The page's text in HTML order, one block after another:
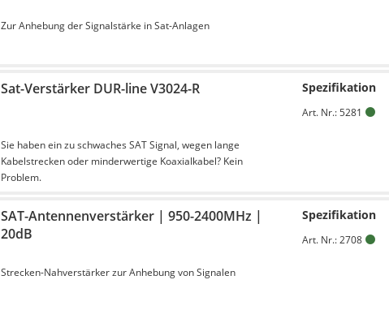
Zur Anhebung der Signalstärke in Sat-Anlagen
Sat-Verstärker DUR-line V3024-R
Sie haben ein zu schwaches SAT Signal, wegen lange
Kabelstrecken oder minderwertige Koaxialkabel? Kein
Problem.
Spezifikation
Art. Nr.: 5281
SAT-Antennenverstärker | 950-2400MHz |
20dB
Strecken-Nahverstärker zur Anhebung von Signalen
Spezifikation
Art. Nr.: 2708